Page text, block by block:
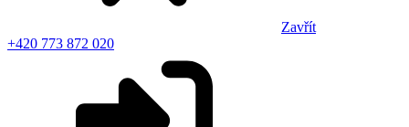
Zavřít
+420 773 872 020